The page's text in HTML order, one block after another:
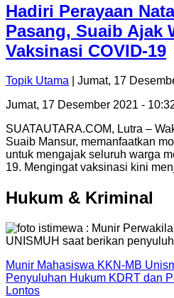
Hadiri Perayaan
Pasang, Suaib Ajak
Vaksinasi COVID-19
Topik Utama | Jumat, 17
Jumat, 17 Desember 2021 -
SUATAUTARA.COM, Lutra –
Suaib Mansur, memanfaatkan
untuk mengajak seluruh warga
19. Mengingat vaksinasi kini
Hukum & Kriminal
Munir Mahasiswa KKN-MB
Penyuluhan Hukum KDRT dan
Lontos